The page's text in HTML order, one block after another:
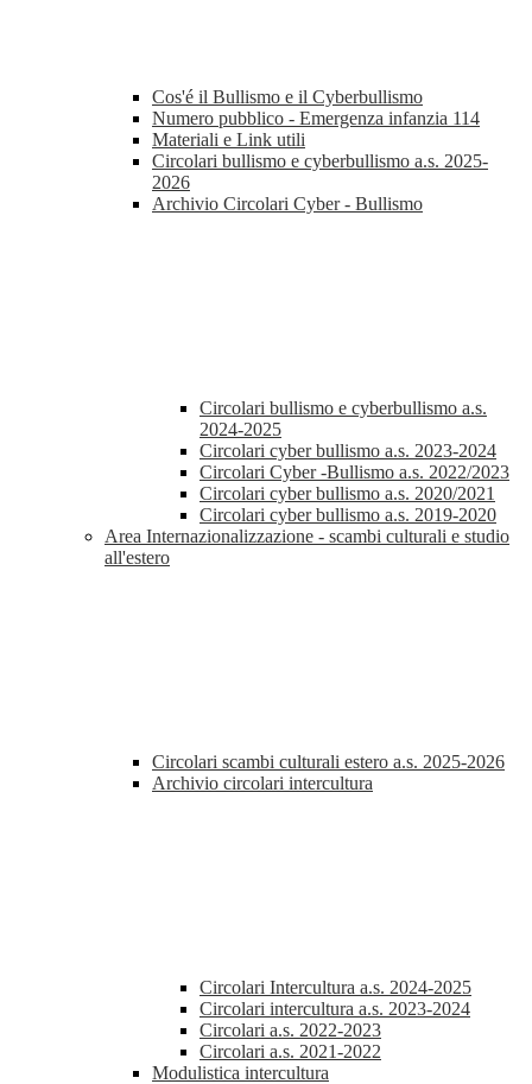
Cos'é il Bullismo e il Cyberbullismo
Numero pubblico - Emergenza infanzia 114
Materiali e Link utili
Circolari bullismo e cyberbullismo a.s. 2025-
2026
Archivio Circolari Cyber - Bullismo
Circolari bullismo e cyberbullismo a.s.
2024-2025
Circolari cyber bullismo a.s. 2023-2024
Circolari Cyber -Bullismo a.s. 2022/2023
Circolari cyber bullismo a.s. 2020/2021
Circolari cyber bullismo a.s. 2019-2020
Area Internazionalizzazione - scambi culturali e studio
all'estero
Circolari scambi culturali estero a.s. 2025-2026
Archivio circolari intercultura
Circolari Intercultura a.s. 2024-2025
Circolari intercultura a.s. 2023-2024
Circolari a.s. 2022-2023
Circolari a.s. 2021-2022
Modulistica intercultura